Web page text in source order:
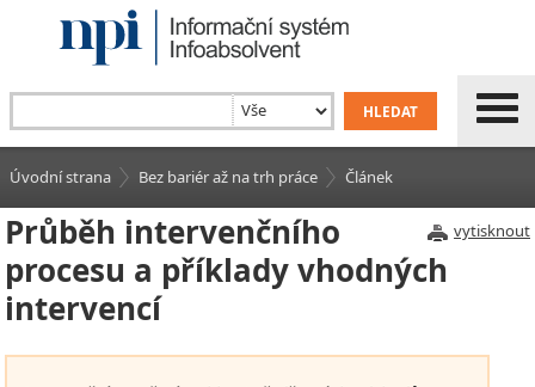
Úvodní strana Bez bariér až na trh práce Článek
vytisknout
Průběh intervenčního
procesu a příklady vhodných
intervencí